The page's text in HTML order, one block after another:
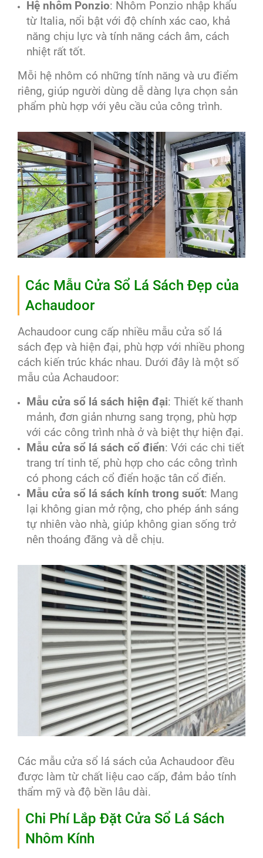
Hệ nhôm Ponzio: Nhôm Ponzio nhập khẩu
từ Italia, nổi bật với độ chính xác cao, khả
năng chịu lực và tính năng cách âm, cách
nhiệt rất tốt.
Mỗi hệ nhôm có những tính năng và ưu điểm
riêng, giúp người dùng dễ dàng lựa chọn sản
phẩm phù hợp với yêu cầu của công trình.
Các Mẫu Cửa Sổ Lá Sách Đẹp của
Achaudoor
Achaudoor cung cấp nhiều mẫu cửa sổ lá
sách đẹp và hiện đại, phù hợp với nhiều phong
cách kiến trúc khác nhau. Dưới đây là một số
mẫu của Achaudoor:
Mẫu cửa sổ lá sách hiện đại: Thiết kế thanh
mảnh, đơn giản nhưng sang trọng, phù hợp
với các công trình nhà ở và biệt thự hiện đại.
Mẫu cửa sổ lá sách cổ điển: Với các chi tiết
trang trí tinh tế, phù hợp cho các công trình
có phong cách cổ điển hoặc tân cổ điển.
Mẫu cửa sổ lá sách kính trong suốt: Mang
lại không gian mở rộng, cho phép ánh sáng
tự nhiên vào nhà, giúp không gian sống trở
nên thoáng đãng và dễ chịu.
Các mẫu cửa sổ lá sách của Achaudoor đều
được làm từ chất liệu cao cấp, đảm bảo tính
thẩm mỹ và độ bền lâu dài.
Chi Phí Lắp Đặt Cửa Sổ Lá Sách
Nhôm Kính